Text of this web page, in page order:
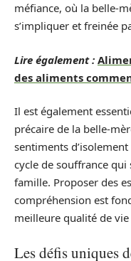
méfiance, où la belle-
s’impliquer et freinée
Lire également :
des aliments
Il est également
précaire de la belle-
sentiments
cycle de souffrance qui
famille. Proposer des
compréhension est
meilleure qualité de
Les défis uniques